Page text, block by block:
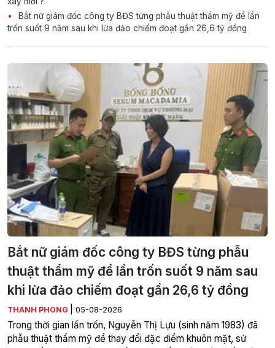
Bắt nữ giám đốc công ty BĐS từng phẫu thuật thẩm mỹ để lẩn
trốn suốt 9 năm sau khi lừa đảo chiếm đoạt gần 26,6 tỷ đồng
Bắt nữ giám đốc công ty BĐS từng phẫu
thuật thẩm mỹ để lẩn trốn suốt 9 năm sau
khi lừa đảo chiếm đoạt gần 26,6 tỷ đồng
THANH PHONG 05-08-2026
Trong thời gian lẩn trốn, Nguyễn Thị Lựu (sinh năm 1983) đã
phẫu thuật thẩm mỹ để thay đổi đặc điểm khuôn mặt, sử